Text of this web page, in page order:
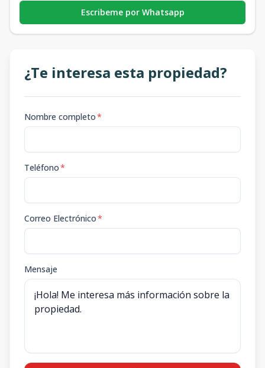
Escribeme por Whatsapp
¿Te interesa esta propiedad?
Nombre completo*
Teléfono*
Correo Electrónico*
Mensaje